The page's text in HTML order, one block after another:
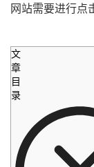
网站需要进行点
文
章
目
录